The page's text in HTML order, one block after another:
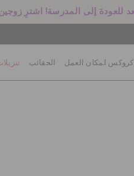
كروكس لمكان العمل الحقائب